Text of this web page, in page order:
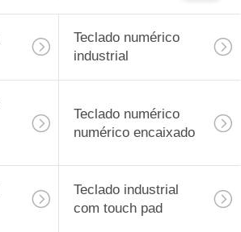
Teclado numérico
industrial
Teclado numérico
numérico encaixado
Teclado industrial
com touch pad